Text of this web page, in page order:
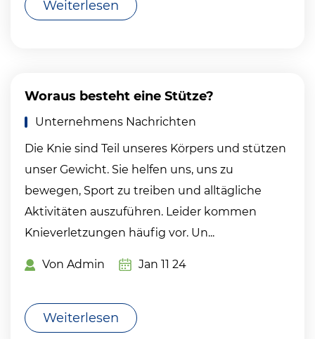
Weiterlesen
Woraus besteht eine Stütze?
Unternehmens Nachrichten
Die Knie sind Teil unseres Körpers und stützen
unser Gewicht. Sie helfen uns, uns zu
bewegen, Sport zu treiben und alltägliche
Aktivitäten auszuführen. Leider kommen
Knieverletzungen häufig vor. Un...
Von Admin Jan 11 24
Weiterlesen